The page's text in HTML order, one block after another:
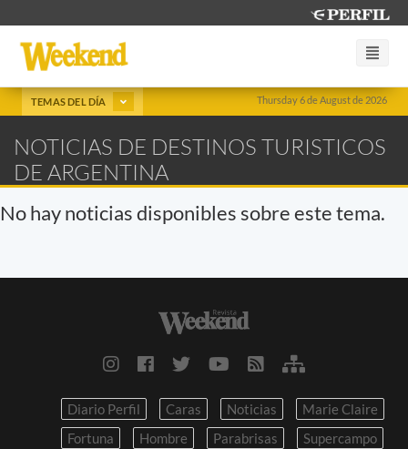
Thursday 6 de August de 2026
TEMAS DEL DÍA
NOTICIAS DE DESTINOS TURISTICOS
DE ARGENTINA
No hay noticias disponibles sobre este tema.
Diario Perfil Caras Noticias
Marie Claire
Fortuna
Hombre Parabrisas
Supercampo